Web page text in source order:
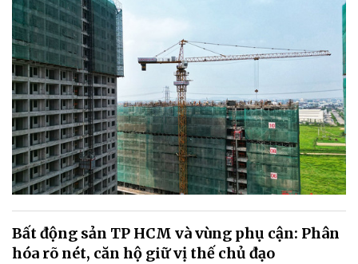
Bất động sản TP HCM và vùng phụ cận: Phân
hóa rõ nét, căn hộ giữ vị thế chủ đạo